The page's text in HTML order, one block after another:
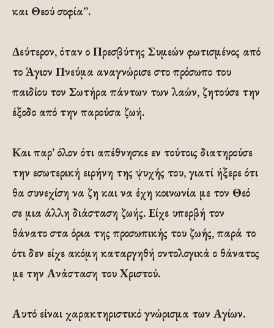
και Θεού σοφία”.
Δεύτερον, όταν ο Πρεσβύτης Συμεών φωτισμένος από
το Άγιον Πνεύμα αναγνώρισε στο πρόσωπο του
παιδίου τον Σωτήρα πάντων των λαών, ζητούσε την
έξοδο από την παρούσα ζωή.
Και παρ’ όλον ότι απέθνησκε εν τούτοις διατηρούσε
την εσωτερική ειρήνη της ψυχής του, γιατί ήξερε ότι
θα συνεχίση να ζη και να έχη κοινωνία με τον Θεό
σε μια άλλη διάσταση ζωής. Είχε υπερβή τον
θάνατο στα όρια της προσωπικής του ζωής, παρά το
ότι δεν είχε ακόμη καταργηθή οντολογικά ο θάνατος
με την Ανάσταση του Χριστού.
Αυτό είναι χαρακτηριστικό γνώρισμα των Αγίων.